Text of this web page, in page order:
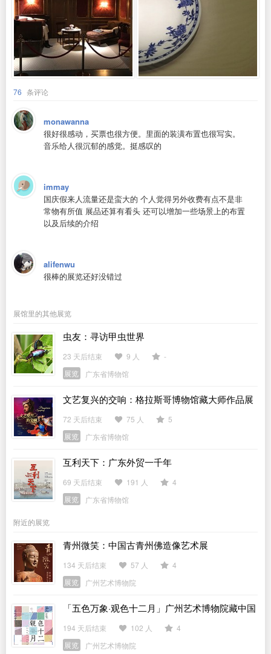
76 条评论
monawanna
很好很感动，买票也很方便。里面的装潢布置也很写实。
音乐给人很沉郁的感觉。挺感叹的
immay
国庆假来人流量还是蛮大的 个人觉得另外收费有点不是非
常物有所值 展品还算有看头 还可以增加一些场景上的布置
以及后续的介绍
alifenwu
很棒的展览还好没错过
展馆里的其他展览
虫友：寻访甲虫世界
23 天后结束 9 人
-
展览
广东省博物馆
文艺复兴的交响：格拉斯哥博物馆藏大师作品展
72 天后结束 75 人
5
展览
广东省博物馆
互利天下：广东外贸一千年
69 天后结束 191 人
4
展览
广东省博物馆
附近的展览
青州微笑：中国古青州佛造像艺术展
134 天后结束 57 人
4
展览
广州艺术博物院
「五色万象·观色十二月」广州艺术博物院藏中国
传统色主题作品展
194 天后结束 102 人
4
展览
广州艺术博物院